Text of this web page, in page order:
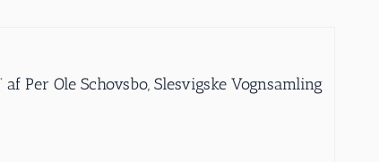
Per Ole Schovsbo, Slesvigske Vognsamling